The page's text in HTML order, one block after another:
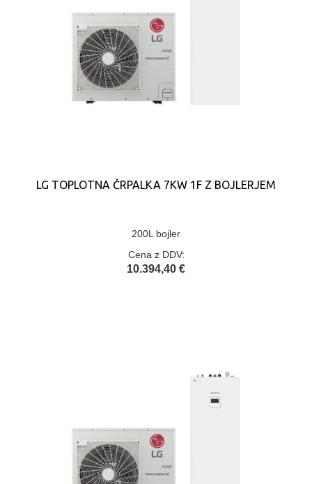
LG TOPLOTNA ČRPALKA 7KW 1F Z BOJLERJEM
200L bojler
Cena z DDV:
10.394,40 €